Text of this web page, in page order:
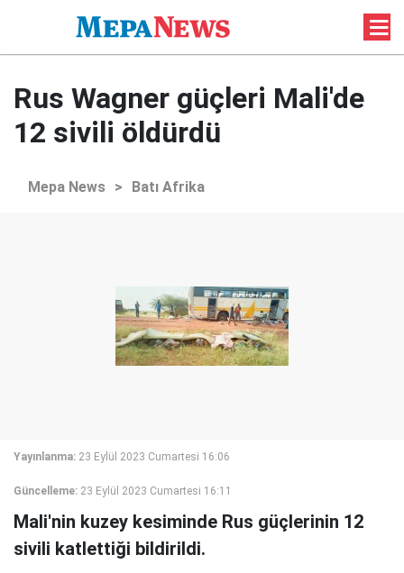
Rus Wagner güçleri Mali'de
12 sivili öldürdü
Mepa News > Batı Afrika
Yayınlanma: 23 Eylül 2023 Cumartesi 16:06
Güncelleme: 23 Eylül 2023 Cumartesi 16:11
Mali'nin kuzey kesiminde Rus güçlerinin 12
sivili katlettiği bildirildi.